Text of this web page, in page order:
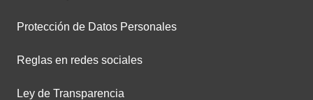
Protección de Datos Personales
Reglas en redes sociales
Ley de Transparencia